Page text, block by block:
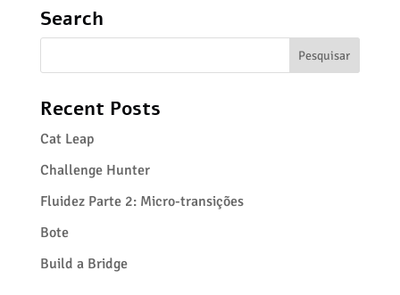
Search
Recent Posts
Cat Leap
Challenge Hunter
Fluidez Parte 2: Micro-transições
Bote
Build a Bridge